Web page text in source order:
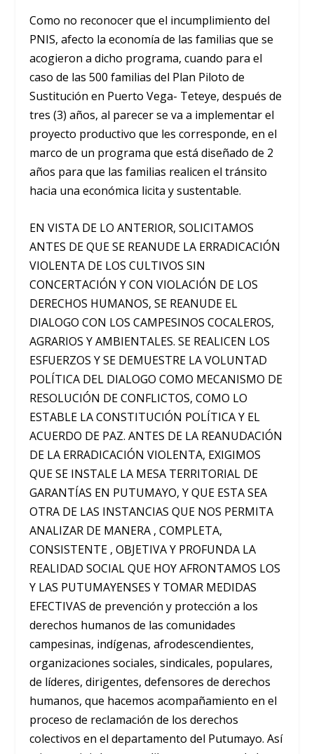
Como no reconocer que el incumplimiento del
PNIS, afecto la economía de las familias que se
acogieron a dicho programa, cuando para el
caso de las 500 familias del Plan Piloto de
Sustitución en Puerto Vega- Teteye, después de
tres (3) años, al parecer se va a implementar el
proyecto productivo que les corresponde, en el
marco de un programa que está diseñado de 2
años para que las familias realicen el tránsito
hacia una económica licita y sustentable.
EN VISTA DE LO ANTERIOR, SOLICITAMOS
ANTES DE QUE SE REANUDE LA ERRADICACIÓN
VIOLENTA DE LOS CULTIVOS SIN
CONCERTACIÓN Y CON VIOLACIÓN DE LOS
DERECHOS HUMANOS, SE REANUDE EL
DIALOGO CON LOS CAMPESINOS COCALEROS,
AGRARIOS Y AMBIENTALES. SE REALICEN LOS
ESFUERZOS Y SE DEMUESTRE LA VOLUNTAD
POLÍTICA DEL DIALOGO COMO MECANISMO DE
RESOLUCIÓN DE CONFLICTOS, COMO LO
ESTABLE LA CONSTITUCIÓN POLÍTICA Y EL
ACUERDO DE PAZ. ANTES DE LA REANUDACIÓN
DE LA ERRADICACIÓN VIOLENTA, EXIGIMOS
QUE SE INSTALE LA MESA TERRITORIAL DE
GARANTÍAS EN PUTUMAYO, Y QUE ESTA SEA
OTRA DE LAS INSTANCIAS QUE NOS PERMITA
ANALIZAR DE MANERA , COMPLETA,
CONSISTENTE , OBJETIVA Y PROFUNDA LA
REALIDAD SOCIAL QUE HOY AFRONTAMOS LOS
Y LAS PUTUMAYENSES Y TOMAR MEDIDAS
EFECTIVAS de prevención y protección a los
derechos humanos de las comunidades
campesinas, indígenas, afrodescendientes,
organizaciones sociales, sindicales, populares,
de líderes, dirigentes, defensores de derechos
humanos, que hacemos acompañamiento en el
proceso de reclamación de los derechos
colectivos en el departamento del Putumayo. Así